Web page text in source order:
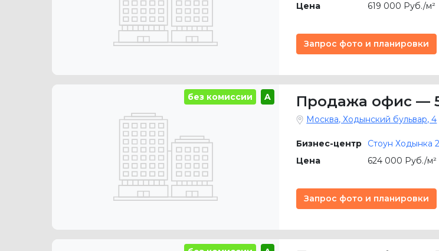
Цена
619 000 Руб./м²
Запрос фото и планировки
без комиссии A Продажа офис —
Москва, Ходынский бульвар, 4
Бизнес-центр
Стоун Ходынка
Цена
624 000 Руб./м²
Запрос фото и планировки